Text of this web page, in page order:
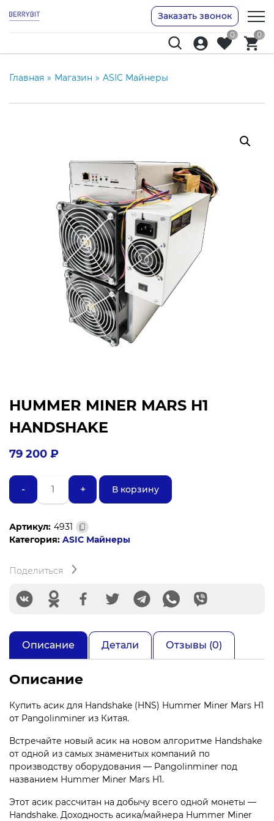
Заказать звонок
0 0
Главная » Магазин » ASIC Майнеры
HUMMER MINER MARS H1
HANDSHAKE
79 200 ₽
-
Количество
товара
HUMMER
MARS
H1
+ В корзину
Артикул: 4931
Категория: ASIC Майнеры
Поделиться
Описание Детали Отзывы (0)
Описание
Купить асик для Handshake (HNS) Hummer Miner Mars H1
от Pangolinminer из Китая.
Встречайте новый асик на новом алгоритме Handshake
от одной из самых знаменитых компаний по
производству оборудования — Pangolinminer под
названием Hummer Miner Mars H1.
Этот асик рассчитан на добычу всего одной монеты —
Handshake. Доходность асика/майнера Hummer Miner